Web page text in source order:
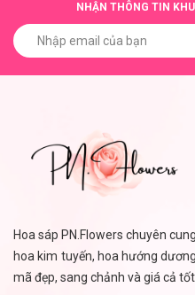
NHẬN THÔNG TIN
Hoa sáp PN.Flowers chuyên
hoa kim tuyến, hoa hướng
mã đẹp, sang chảnh và giá cả